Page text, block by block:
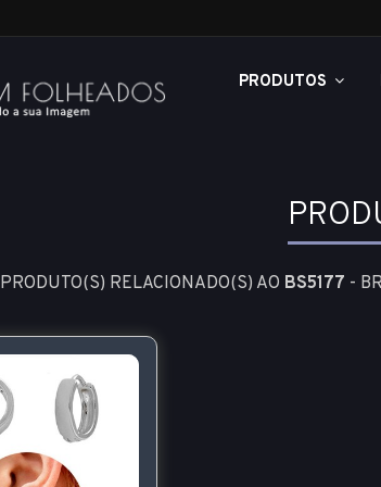
PRODUTOS
PRODUTO(S) RELACIONADO(S) AO BS5177 -